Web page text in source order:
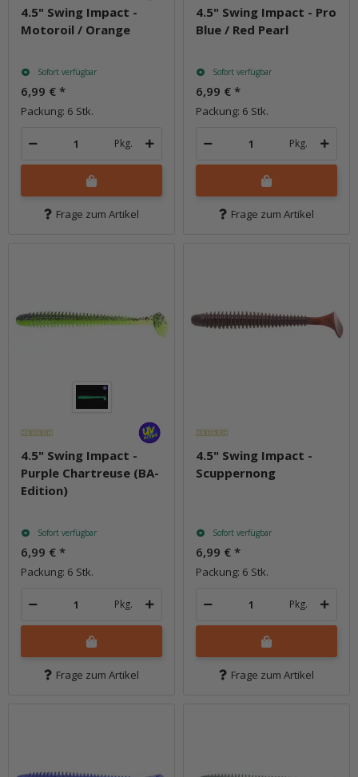
4.5" Swing Impact -
Motoroil / Orange
Sofort verfügbar
6,99 € *
Packung: 6 Stk.
Pkg.
Frage zum Artikel
4.5" Swing Impact - Pro
Blue / Red Pearl
Sofort verfügbar
6,99 € *
Packung: 6 Stk.
Pkg.
Frage zum Artikel
4.5" Swing Impact -
Purple Chartreuse (BA-
Edition)
Sofort verfügbar
6,99 € *
Packung: 6 Stk.
Pkg.
Frage zum Artikel
4.5" Swing Impact -
Scuppernong
Sofort verfügbar
6,99 € *
Packung: 6 Stk.
Pkg.
Frage zum Artikel